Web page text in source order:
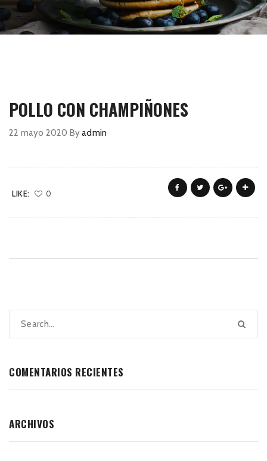
POLLO CON CHAMPIÑONES
22 mayo 2020 Byadmin
LIKE: 0
COMENTARIOS RECIENTES
ARCHIVOS